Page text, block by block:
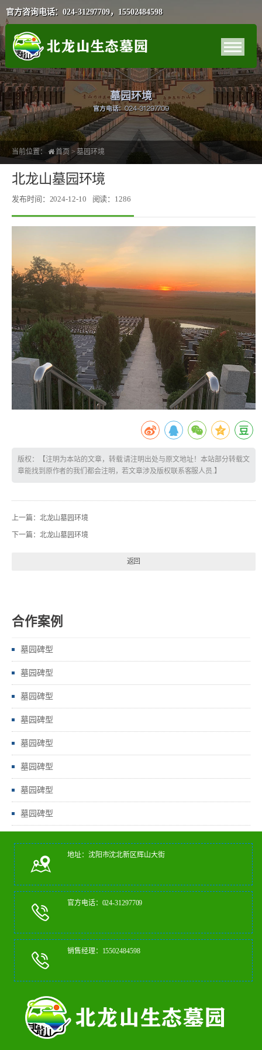
官方咨询电话：024-31297709，15502484598
墓园环境
官方电话：024-31297709
当前位置： 首页 >墓园环境
北龙山墓园环境
发布时间：2024-12-10 阅读：1286
版权：【注明为本站的文章，转载请注明出处与原文地址！本站部分转载文
章能找到原作者的我们都会注明，若文章涉及版权联系客服人员.】
上一篇： 北龙山墓园环境
下一篇： 北龙山墓园环境
返回
合作案例
墓园碑型
墓园碑型
墓园碑型
墓园碑型
墓园碑型
墓园碑型
墓园碑型
墓园碑型
地址：沈阳市沈北新区辉山大街
官方电话：024-31297709
销售经理：15502484598